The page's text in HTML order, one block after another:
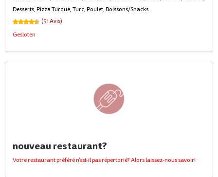
Desserts, Pizza Turque, Turc, Poulet, Boissons/Snacks
(51 Avis)
Gesloten
nouveau restaurant?
Votre restaurant préféré n'est-il pas répertorié? Alors laissez-nous savoir!